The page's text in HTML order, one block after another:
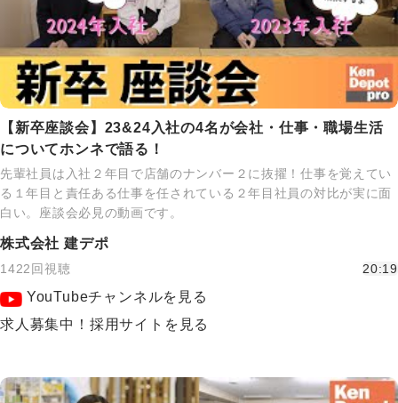
【新卒座談会】23&24入社の4名が会社・仕事・職場生活
についてホンネで語る！
先輩社員は入社２年目で店舗のナンバー２に抜擢！仕事を覚えてい
る１年目と責任ある仕事を任されている２年目社員の対比が実に面
白い。座談会必見の動画です。
株式会社 建デポ
1422回視聴 20:19
YouTubeチャンネルを見る
求人募集中！採用サイトを見る